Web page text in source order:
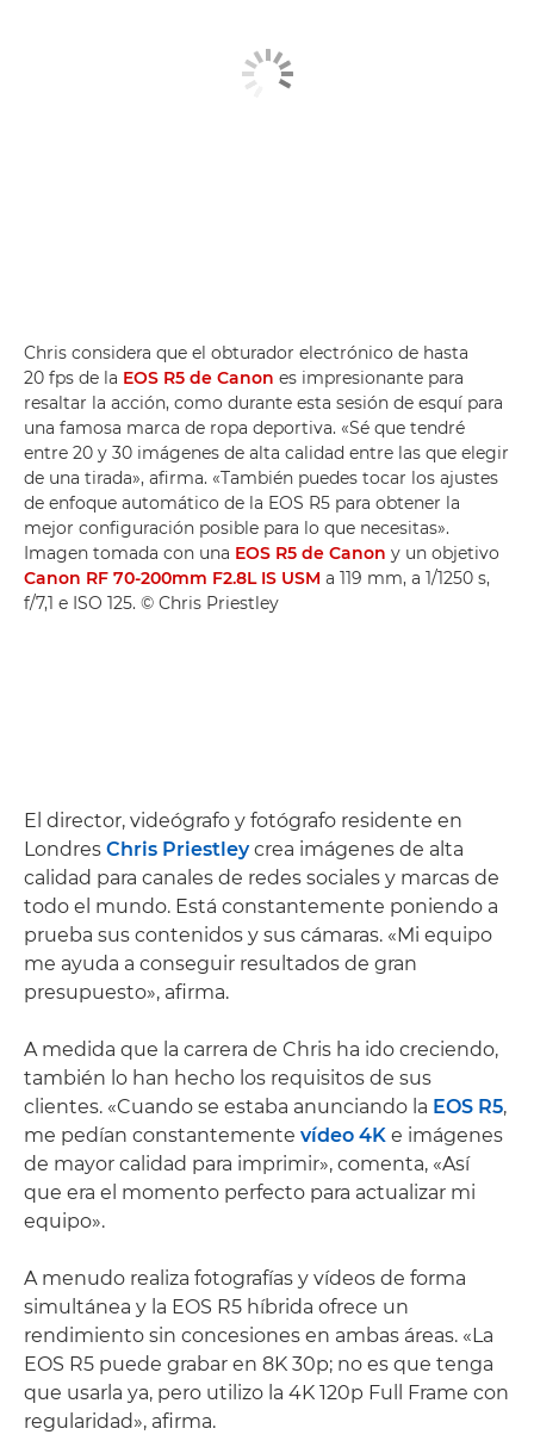
Chris considera que el obturador electrónico de hasta
20 fps de la EOS R5 de Canon es impresionante para
resaltar la acción, como durante esta sesión de esquí para
una famosa marca de ropa deportiva. «Sé que tendré
entre 20 y 30 imágenes de alta calidad entre las que elegir
de una tirada», afirma. «También puedes tocar los ajustes
de enfoque automático de la EOS R5 para obtener la
mejor configuración posible para lo que necesitas».
Imagen tomada con una EOS R5 de Canon y un objetivo
Canon RF 70-200mm F2.8L IS USM a 119 mm, a 1/1250 s,
f/7,1 e ISO 125. © Chris Priestley
El director, videógrafo y fotógrafo residente en
Londres Chris Priestleycrea imágenes de alta
calidad para canales de redes sociales y marcas de
todo el mundo. Está constantemente poniendo a
prueba sus contenidos y sus cámaras. «Mi equipo
me ayuda a conseguir resultados de gran
presupuesto», afirma.
A medida que la carrera de Chris ha ido creciendo,
también lo han hecho los requisitos de sus
clientes. «Cuando se estaba anunciando la EOS R5,
me pedían constantemente vídeo 4K e imágenes
de mayor calidad para imprimir», comenta, «Así
que era el momento perfecto para actualizar mi
equipo».
A menudo realiza fotografías y vídeos de forma
simultánea y la EOS R5 híbrida ofrece un
rendimiento sin concesiones en ambas áreas. «La
EOS R5 puede grabar en 8K 30p; no es que tenga
que usarla ya, pero utilizo la 4K 120p Full Frame con
regularidad», afirma.